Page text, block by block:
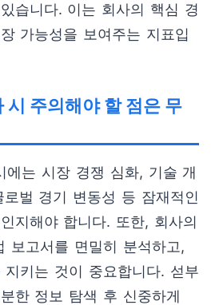
습니다. 이는 회사의 핵심 경
가능성을 보여주는 지표입
시 주의해야 할 점은 무
에는 시장 경쟁 심화, 기술 개
벌 경기 변동성 등 잠재적인
지해야 합니다. 또한, 회사의
보고서를 면밀히 분석하고,
키는 것이 중요합니다. 섣부
한 정보 탐색 후 신중하게